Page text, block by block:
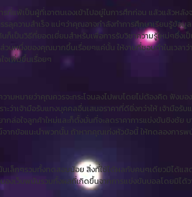
ที่แพ้เป็นผู้ที่เอาตนเองเข้าไปอยู่ในการศึกก่อน แล้วแล้วหลั
ลุความสำเร็จ แน่ๆว่าคุณอาจกำลังทำการศึกษาเรียนรู้ข้อ
เป็นวิธีที่ยอดเยี่ยมสำหรับเพื่อการรับวิชาความรู้ใหม่ๆซึ่ง
วนหนึ่งของคุณมากขึ้นเรื่อยๆแค่นั้น ให้งานที่ชอบทำในเวล
จเพิ่มขึ้นเรื่อยๆ
วามหมายว่าคุณควรจะกระโจนลงไปพบโดยไม่ต้องคิด ฟัง
ะว่าเจ้ามือรับแทงบุคคลอื่นเสนอราคาที่ดียิ่งกว่าให้ เจ้ามือ
กล่อใจลูกค้าใหม่และก็ตั้งมั่นที่จะลดราคาการแข่งขันชิงชัย บ
จากข้อแนะนำพวกนั้น ถ้าหากคุณเก่งหัวข้อนี้ ให้ทดลองการ
ล็กๆรวมทั้งทดสอบน้อย สิ่งที่ใช้ได้ผลกับคนๆเดียวมิได้แส
งเว็บพนันรวมทั้งผลที่เกิดขึ้นจากการแข่งขันบอลโดยมิได้